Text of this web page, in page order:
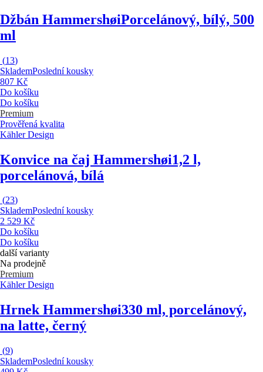
Džbán HammershøiPorcelánový, bílý, 500
ml
(13)
SklademPoslední kousky
807 Kč
Do košíku
Do košíku
Premium
Prověřená kvalita
Kähler Design
Konvice na čaj Hammershøi1,2 l,
porcelánová, bílá
(23)
SklademPoslední kousky
2 529 Kč
Do košíku
Do košíku
další varianty
Na prodejně
Premium
Kähler Design
Hrnek Hammershøi330 ml, porcelánový,
na latte, černý
(9)
SklademPoslední kousky